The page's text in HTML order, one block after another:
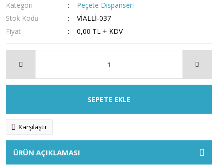
Kategori
Peçete Dispanseri
Stok Kodu
VİALLİ-037
Fiyat
0,00 TL + KDV
SEPETE EKLE
Karşılaştır
ÜRÜN AÇIKLAMASI